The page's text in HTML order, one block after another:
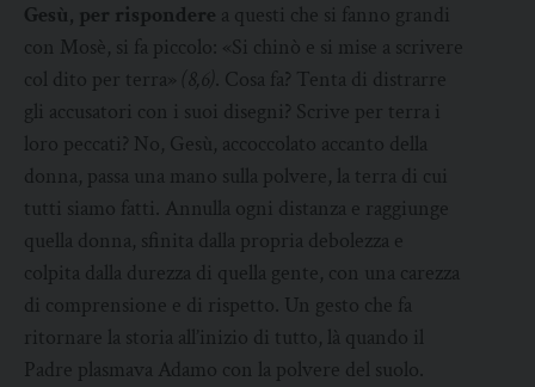
Gesù, per rispondere a questi che si fanno grandi
con Mosè, si fa piccolo: «Si chinò e si mise a scrivere
col dito per terra»
(8,6)
. Cosa fa? Tenta di distrarre
gli accusatori con i suoi disegni? Scrive per terra i
loro peccati? No, Gesù, accoccolato accanto della
donna, passa una mano sulla polvere, la terra di cui
tutti siamo fatti. Annulla ogni distanza e raggiunge
quella donna, sfinita dalla propria debolezza e
colpita dalla durezza di quella gente, con una carezza
di comprensione e di rispetto. Un gesto che fa
ritornare la storia all’inizio di tutto, là quando il
Padre plasmava Adamo con la polvere del suolo.